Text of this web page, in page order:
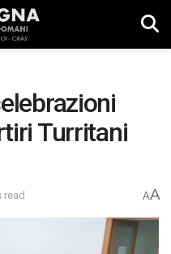
Turritani
read AA